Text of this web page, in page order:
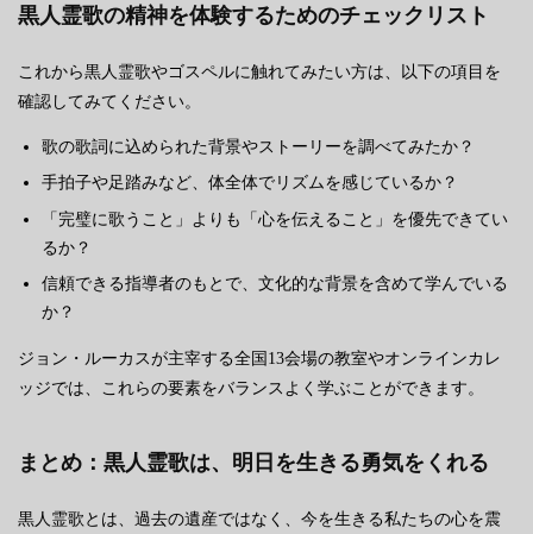
黒人霊歌の精神を体験するためのチェックリスト
これから黒人霊歌やゴスペルに触れてみたい方は、以下の項目を
確認してみてください。
歌の歌詞に込められた背景やストーリーを調べてみたか？
手拍子や足踏みなど、体全体でリズムを感じているか？
「完璧に歌うこと」よりも「心を伝えること」を優先できてい
るか？
信頼できる指導者のもとで、文化的な背景を含めて学んでいる
か？
ジョン・ルーカスが主宰する全国13会場の教室やオンラインカレ
ッジでは、これらの要素をバランスよく学ぶことができます。
まとめ：黒人霊歌は、明日を生きる勇気をくれる
黒人霊歌とは、過去の遺産ではなく、今を生きる私たちの心を震